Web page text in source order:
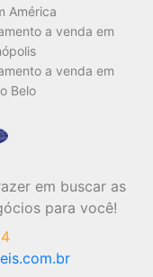
América
a venda em
a venda em
Belo
em buscar as
para você!